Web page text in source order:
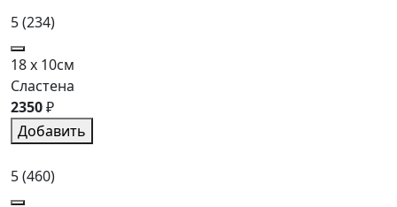
5(234)
18 x 10см
Сластена
2350₽
Добавить
5(460)